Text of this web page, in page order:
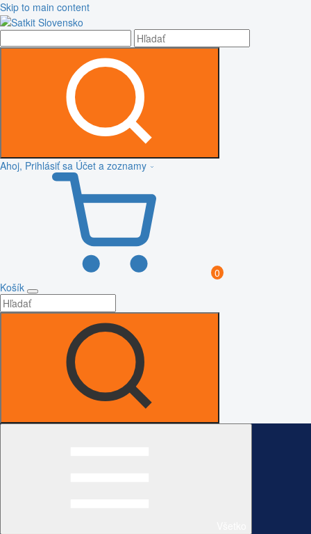
Skip to main content
Ahoj, Prihlásiť sa Účet a zoznamy
0
Košík